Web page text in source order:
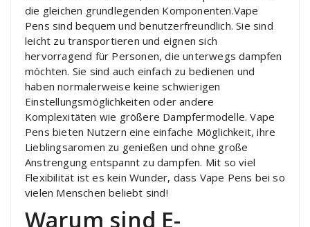
die gleichen grundlegenden Komponenten.Vape
Pens sind bequem und benutzerfreundlich. Sie sind
leicht zu transportieren und eignen sich
hervorragend für Personen, die unterwegs dampfen
möchten. Sie sind auch einfach zu bedienen und
haben normalerweise keine schwierigen
Einstellungsmöglichkeiten oder andere
Komplexitäten wie größere Dampfermodelle. Vape
Pens bieten Nutzern eine einfache Möglichkeit, ihre
Lieblingsaromen zu genießen und ohne große
Anstrengung entspannt zu dampfen. Mit so viel
Flexibilität ist es kein Wunder, dass Vape Pens bei so
vielen Menschen beliebt sind!
Warum sind E-